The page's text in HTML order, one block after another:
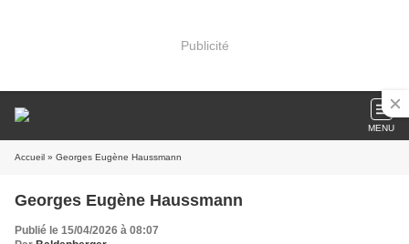
Publicité
MENU
Accueil » Georges Eugène Haussmann
Georges Eugène Haussmann
Publié le 15/04/2026 à 08:07